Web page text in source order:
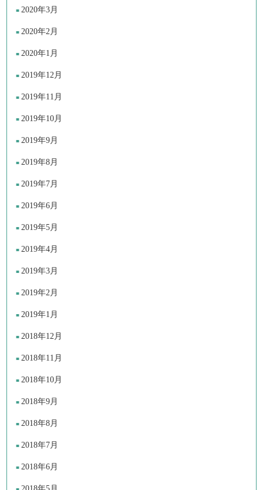
2020年3月
2020年2月
2020年1月
2019年12月
2019年11月
2019年10月
2019年9月
2019年8月
2019年7月
2019年6月
2019年5月
2019年4月
2019年3月
2019年2月
2019年1月
2018年12月
2018年11月
2018年10月
2018年9月
2018年8月
2018年7月
2018年6月